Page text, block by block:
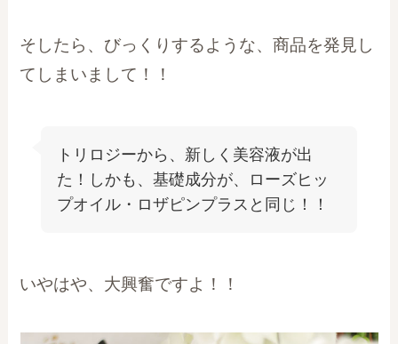
そしたら、びっくりするような、商品を発見し
てしまいまして！！
トリロジーから、新しく美容液が出
た！しかも、基礎成分が、ローズヒッ
プオイル・ロザピンプラスと同じ！！
いやはや、大興奮ですよ！！